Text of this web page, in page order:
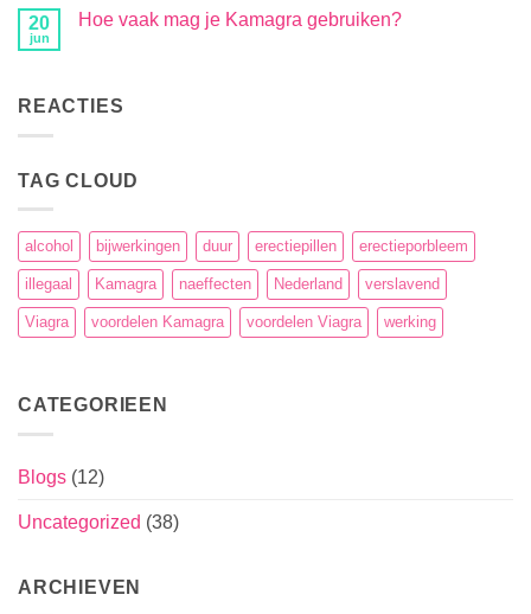
20
jun
Hoe vaak mag je Kamagra gebruiken?
REACTIES
TAG CLOUD
alcohol bijwerkingen duur erectiepillen erectieporbleem
illegaal Kamagra naeffecten Nederland verslavend
Viagra voordelen Kamagra voordelen Viagra werking
CATEGORIEEN
Blogs (12)
Uncategorized (38)
ARCHIEVEN